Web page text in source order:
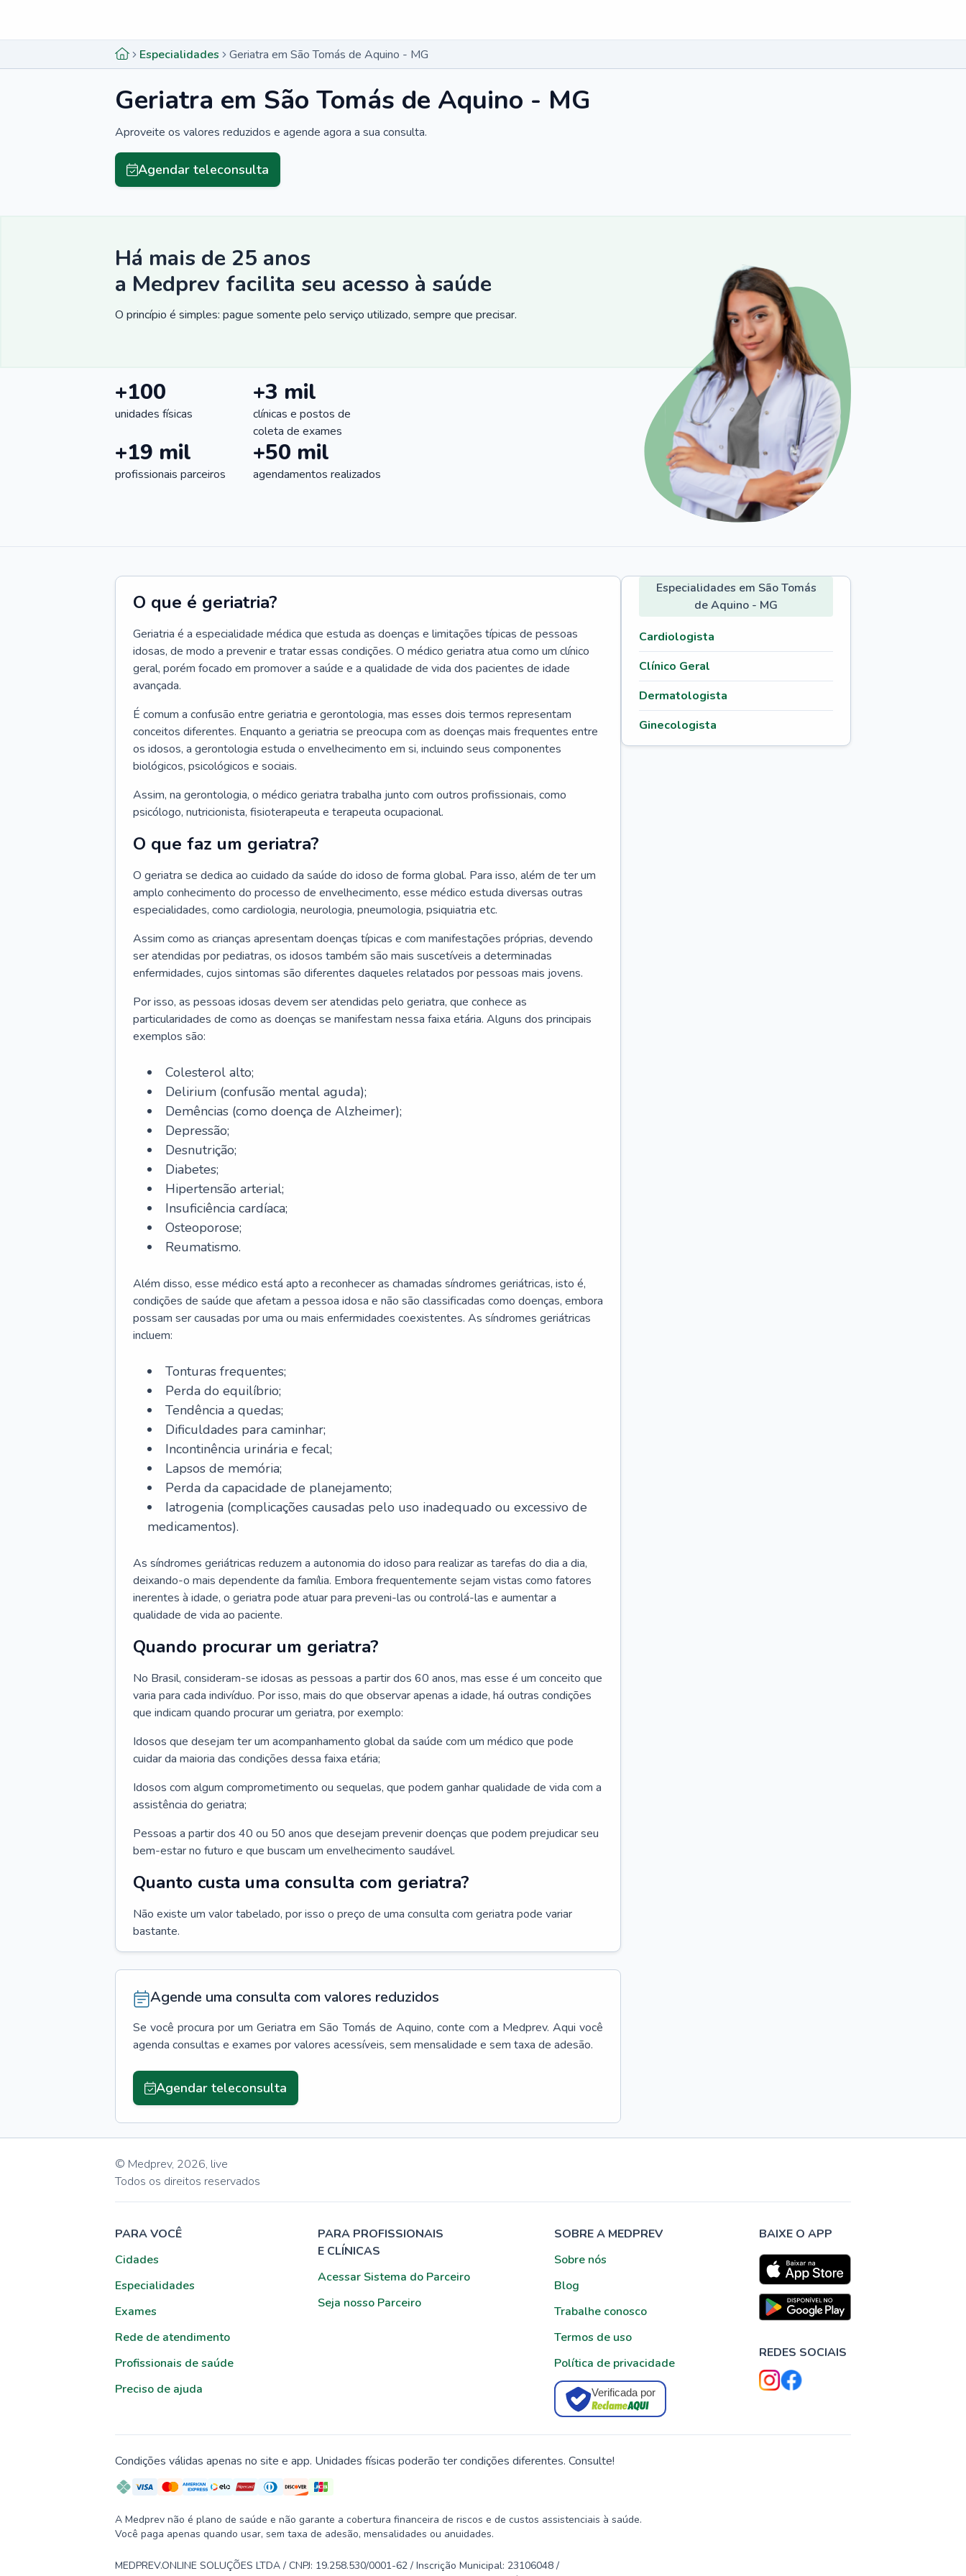
Especialidades Geriatra em São Tomás de Aquino - MG
Geriatra em São Tomás de Aquino - MG
Aproveite os valores reduzidos e agende agora a sua consulta.
Agendar teleconsulta
Há mais de 25 anos
a Medprev facilita seu acesso à saúde
O princípio é simples: pague somente pelo serviço utilizado, sempre que precisar.
+100
unidades físicas
+3 mil
clínicas e postos de
coleta de exames
+19 mil
profissionais parceiros
+50 mil
agendamentos realizados
O que é geriatria?
Geriatria é a especialidade médica que estuda as doenças e limitações típicas de pessoas
idosas, de modo a prevenir e tratar essas condições. O médico geriatra atua como um clínico
geral, porém focado em promover a saúde e a qualidade de vida dos pacientes de idade
avançada.
É comum a confusão entre geriatria e gerontologia, mas esses dois termos representam
conceitos diferentes. Enquanto a geriatria se preocupa com as doenças mais frequentes entre
os idosos, a gerontologia estuda o envelhecimento em si, incluindo seus componentes
biológicos, psicológicos e sociais.
Assim, na gerontologia, o médico geriatra trabalha junto com outros profissionais, como
psicólogo, nutricionista, fisioterapeuta e terapeuta ocupacional.
O que faz um geriatra?
O geriatra se dedica ao cuidado da saúde do idoso de forma global. Para isso, além de ter um
amplo conhecimento do processo de envelhecimento, esse médico estuda diversas outras
especialidades, como cardiologia, neurologia, pneumologia, psiquiatria etc.
Assim como as crianças apresentam doenças típicas e com manifestações próprias, devendo
ser atendidas por pediatras, os idosos também são mais suscetíveis a determinadas
enfermidades, cujos sintomas são diferentes daqueles relatados por pessoas mais jovens.
Por isso, as pessoas idosas devem ser atendidas pelo geriatra, que conhece as
particularidades de como as doenças se manifestam nessa faixa etária. Alguns dos principais
exemplos são:
Colesterol alto;
Delirium (confusão mental aguda);
Demências (como doença de Alzheimer);
Depressão;
Desnutrição;
Diabetes;
Hipertensão arterial;
Insuficiência cardíaca;
Osteoporose;
Reumatismo.
Além disso, esse médico está apto a reconhecer as chamadas síndromes geriátricas, isto é,
condições de saúde que afetam a pessoa idosa e não são classificadas como doenças, embora
possam ser causadas por uma ou mais enfermidades coexistentes. As síndromes geriátricas
incluem:
Tonturas frequentes;
Perda do equilíbrio;
Tendência a quedas;
Dificuldades para caminhar;
Incontinência urinária e fecal;
Lapsos de memória;
Perda da capacidade de planejamento;
Iatrogenia (complicações causadas pelo uso inadequado ou excessivo de
medicamentos).
As síndromes geriátricas reduzem a autonomia do idoso para realizar as tarefas do dia a dia,
deixando-o mais dependente da família. Embora frequentemente sejam vistas como fatores
inerentes à idade, o geriatra pode atuar para preveni-las ou controlá-las e aumentar a
qualidade de vida ao paciente.
Quando procurar um geriatra?
No Brasil, consideram-se idosas as pessoas a partir dos 60 anos, mas esse é um conceito que
varia para cada indivíduo. Por isso, mais do que observar apenas a idade, há outras condições
que indicam quando procurar um geriatra, por exemplo:
Idosos que desejam ter um acompanhamento global da saúde com um médico que pode
cuidar da maioria das condições dessa faixa etária;
Idosos com algum comprometimento ou sequelas, que podem ganhar qualidade de vida com a
assistência do geriatra;
Pessoas a partir dos 40 ou 50 anos que desejam prevenir doenças que podem prejudicar seu
bem-estar no futuro e que buscam um envelhecimento saudável.
Quanto custa uma consulta com geriatra?
Não existe um valor tabelado, por isso o preço de uma consulta com geriatra pode variar
bastante.
Agende uma consulta com valores reduzidos
Se você procura por um Geriatra em São Tomás de Aquino, conte com a Medprev. Aqui você
agenda consultas e exames por valores acessíveis, sem mensalidade e sem taxa de adesão.
Agendar teleconsulta
Especialidades em São Tomás
de Aquino - MG
Cardiologista
Clínico Geral
Dermatologista
Ginecologista
© Medprev, 2026, live
Todos os direitos reservados
PARA VOCÊ
Cidades
Especialidades
Exames
Rede de atendimento
Profissionais de saúde
Preciso de ajuda
PARA PROFISSIONAIS
E CLÍNICAS
Acessar Sistema do Parceiro
Seja nosso Parceiro
SOBRE A MEDPREV
Sobre nós
Blog
Trabalhe conosco
Termos de uso
Política de privacidade
Verificada por
BAIXE O APP
REDES SOCIAIS
Condições válidas apenas no site e app. Unidades físicas poderão ter condições diferentes. Consulte!
A Medprev não é plano de saúde e não garante a cobertura financeira de riscos e de custos assistenciais à saúde.
Você paga apenas quando usar, sem taxa de adesão, mensalidades ou anuidades.
MEDPREV.ONLINE SOLUÇÕES LTDA / CNPJ: 19.258.530/0001-62 / Inscrição Municipal: 23106048 /